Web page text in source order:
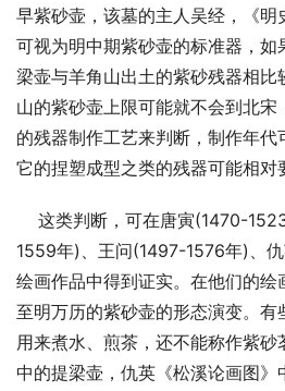
早紫砂壶，该墓的主人吴经，《明
可视为明中期紫砂壶的标准器，如
梁壶与羊角山出土的紫砂残器相比
山的紫砂壶上限可能就不会到北
的残器制作工艺来判断，制作年
它的捏塑成型之类的残器可能相对
这类判断，可在唐寅(1470-
1559年)、王问(1497-1576年)、
绘画作品中得到证实。在他们的
至明万历的紫砂壶的形态演变。有
用来煮水、煎茶，还不能称作紫砂
中的提梁壶，仇英《松溪论画图